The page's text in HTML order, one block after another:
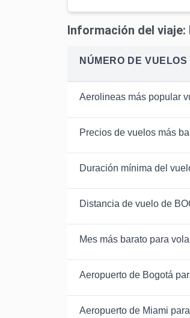
Información del viaje:
NÚMERO DE
Aerolineas más popular
Precios de vuelos más
Duración mínima del
Distancia de vuelo de
Mes más barato para
Aeropuerto de Bogotá
Aeropuerto de Miami